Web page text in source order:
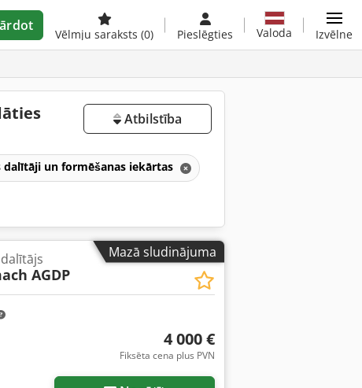
Vēlmju saraksts (0) Pieslēgties Valoda Izvēlne
Atbilstība
dalītāji un formēšanas iekārtas
Mazā sludinājuma
AGDP
4 000 €
Fiksēta cena plus PVN